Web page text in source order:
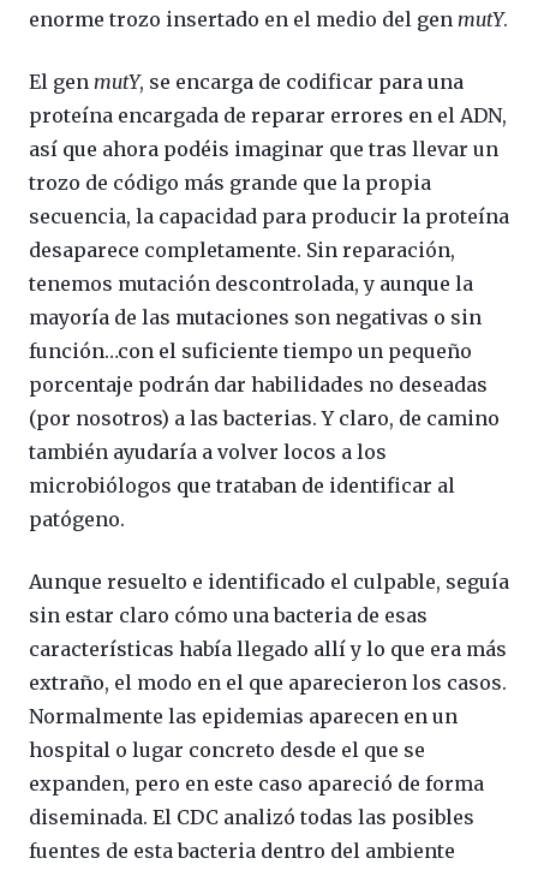
enorme trozo insertado en el medio del gen mutY.
El gen mutY, se encarga de codificar para una
proteína encargada de reparar errores en el ADN,
así que ahora podéis imaginar que tras llevar un
trozo de código más grande que la propia
secuencia, la capacidad para producir la proteína
desaparece completamente. Sin reparación,
tenemos mutación descontrolada, y aunque la
mayoría de las mutaciones son negativas o sin
función…con el suficiente tiempo un pequeño
porcentaje podrán dar habilidades no deseadas
(por nosotros) a las bacterias. Y claro, de camino
también ayudaría a volver locos a los
microbiólogos que trataban de identificar al
patógeno.
Aunque resuelto e identificado el culpable, seguía
sin estar claro cómo una bacteria de esas
características había llegado allí y lo que era más
extraño, el modo en el que aparecieron los casos.
Normalmente las epidemias aparecen en un
hospital o lugar concreto desde el que se
expanden, pero en este caso apareció de forma
diseminada. El CDC analizó todas las posibles
fuentes de esta bacteria dentro del ambiente